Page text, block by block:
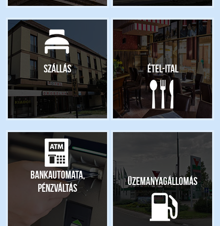
Szállás Étel-ital
Bankautomata,
pénzváltás
Üzemanyagállomás